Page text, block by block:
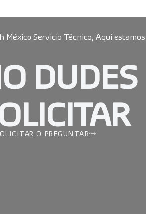
México Servicio Técnico, Aquí estamos
DUDES
O PREGUNTAR